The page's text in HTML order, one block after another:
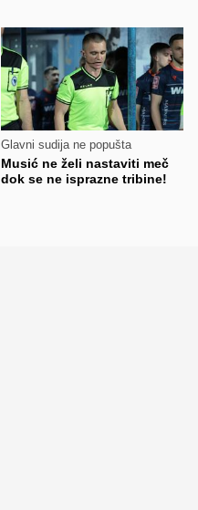
Glavni sudija ne popušta
Musić ne želi nastaviti meč
dok se ne isprazne tribine!